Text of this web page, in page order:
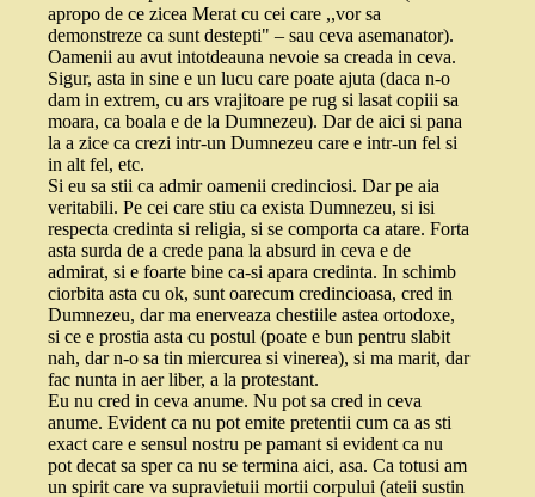
apropo de ce zicea Merat cu cei care ,,vor sa
demonstreze ca sunt destepti" – sau ceva asemanator).
Oamenii au avut intotdeauna nevoie sa creada in ceva.
Sigur, asta in sine e un lucu care poate ajuta (daca n-o
dam in extrem, cu ars vrajitoare pe rug si lasat copiii sa
moara, ca boala e de la Dumnezeu). Dar de aici si pana
la a zice ca crezi intr-un Dumnezeu care e intr-un fel si
in alt fel, etc.
Si eu sa stii ca admir oamenii credinciosi. Dar pe aia
veritabili. Pe cei care stiu ca exista Dumnezeu, si isi
respecta credinta si religia, si se comporta ca atare. Forta
asta surda de a crede pana la absurd in ceva e de
admirat, si e foarte bine ca-si apara credinta. In schimb
ciorbita asta cu ok, sunt oarecum credincioasa, cred in
Dumnezeu, dar ma enerveaza chestiile astea ortodoxe,
si ce e prostia asta cu postul (poate e bun pentru slabit
nah, dar n-o sa tin miercurea si vinerea), si ma marit, dar
fac nunta in aer liber, a la protestant.
Eu nu cred in ceva anume. Nu pot sa cred in ceva
anume. Evident ca nu pot emite pretentii cum ca as sti
exact care e sensul nostru pe pamant si evident ca nu
pot decat sa sper ca nu se termina aici, asa. Ca totusi am
un spirit care va supravietuii mortii corpului (ateii sustin